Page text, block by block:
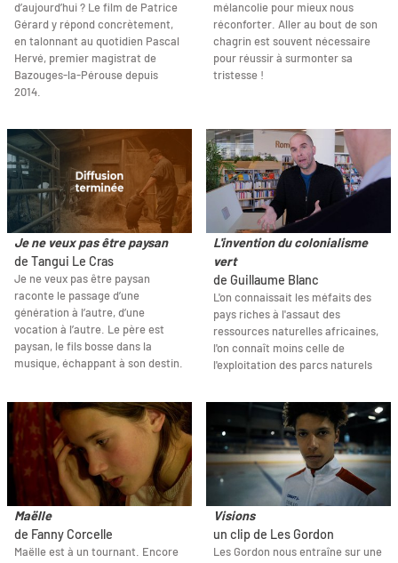
d’aujourd’hui ? Le film de Patrice
Gérard y répond concrètement,
en talonnant au quotidien Pascal
Hervé, premier magistrat de
Bazouges-la-Pérouse depuis
2014.
mélancolie pour mieux nous
réconforter. Aller au bout de son
chagrin est souvent nécessaire
pour réussir à surmonter sa
tristesse !
Je ne veux pas être paysan
de Tangui Le Cras
Je ne veux pas être paysan
raconte le passage d’une
génération à l’autre, d’une
vocation à l’autre. Le père est
paysan, le fils bosse dans la
musique, échappant à son destin.
L'invention du colonialisme
vert
de Guillaume Blanc
L'on connaissait les méfaits des
pays riches à l'assaut des
ressources naturelles africaines,
l'on connaît moins celle de
l'exploitation des parcs naturels
Maëlle
de Fanny Corcelle
Maëlle est à un tournant. Encore
Visions
un clip de Les Gordon
Les Gordon nous entraîne sur une